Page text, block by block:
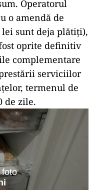
Operatorul
o amendă de
lei sunt deja plătiți),
oprite definitiv
complementare
serviciilor
termenul de
de zile.
foto